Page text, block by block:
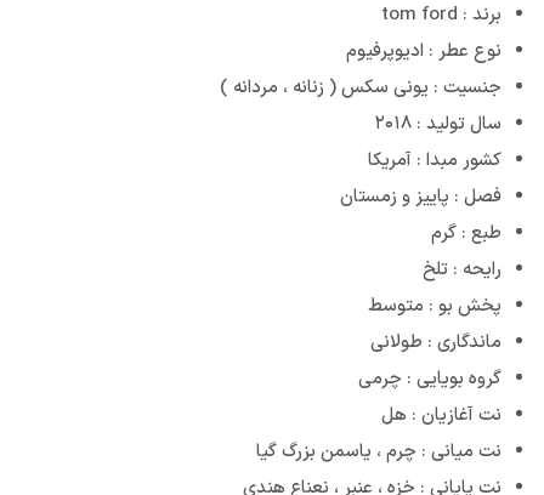
برند : tom ford
نوع عطر : ادیوپرفیوم
جنسیت : یونی سکس ( زنانه ، مردانه )
سال تولید : ۲۰۱۸
کشور مبدا : آمریکا
فصل : پاییز و زمستان
طبع : گرم
رایحه : تلخ
پخش بو : متوسط
ماندگاری : طولانی
گروه بویایی : چرمی
نت آغازیان : هل
نت میانی : چرم ، یاسمن بزرگ گیا
نت پایانی : خزه ، عنبر ، نعناع هندی